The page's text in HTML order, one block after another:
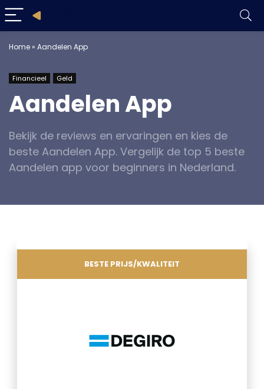
Home» Aandelen App
Financieel Geld
Aandelen App
Bekijk de reviews en ervaringen en kies de
beste Aandelen App. Vergelijk de top 5 beste
Aandelen app voor beginners in Nederland.
BESTE PRIJS/KWALITEIT